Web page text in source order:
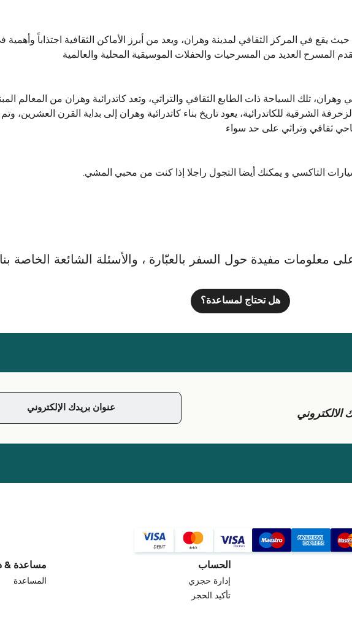
يقع في المركز الثقافي لمدينة وهران، ويعد من أبرز الأماكن الثقافية اجتذاباً وأهمية
العديد من المسرحيات والحفلات الموسيقية المحلية والعالمية
تلك السياحة ذات الطابع الثقافي والتراثي، وتعد كاتدرائية وهران من المعالم
الشرقية للكاتدرائية، يعود تاريخ بناء كاتدرائية وهران إلى بداية القرن العشرين، وتم
ثقافي وتراثي على حد سواء
التاكسي و يمكنك أيضا التجول راجلا إذا كنت من محبي المشي.
معلومات مفيدة حول السفر بالعبّارة ، والأسئلة الشائعة الخاصة بنا
هل تحتاج لمساعدة؟
الحساب
إدارة حجزي
تأكيد الحجز
مساعدة &
المساعدة